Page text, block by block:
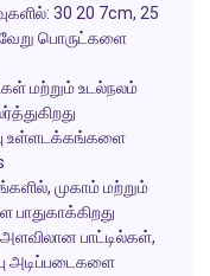
30 20 7cm, 25
பொருட்களை
மற்றும் உடல்நலம்
உள்ளடக்கங்களை
முகாம் மற்றும்
அளவிலான பாட்டில்கள்,
அடிப்படைகளை